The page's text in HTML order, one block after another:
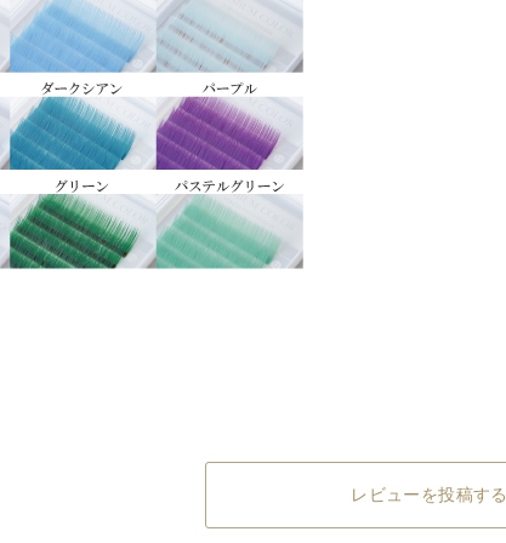
レビューを投稿する